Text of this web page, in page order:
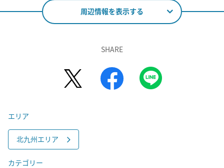
周辺情報を表示する
SHARE
エリア
北九州エリア
カテゴリー